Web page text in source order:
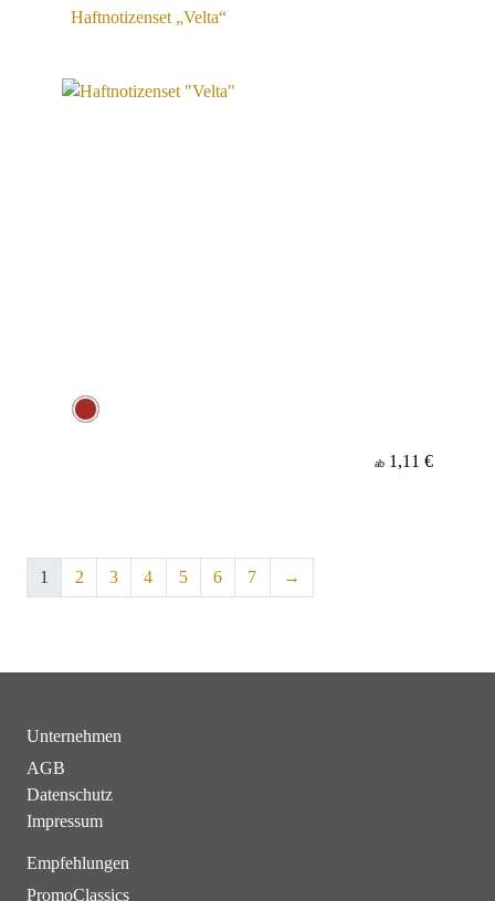
Haftnotizenset „Velta“
ab 1,11 €
1 2 3 4 5 6 7 →
Unternehmen
AGB
Datenschutz
Impressum
Empfehlungen
PromoClassics